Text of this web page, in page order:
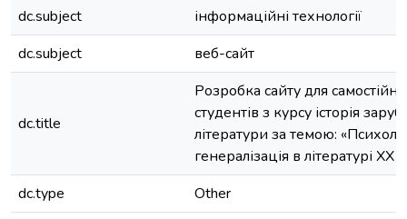
dc.subject
інформаційні технології
dc.subject
веб-сайт
dc.title
Розробка сайту для
студентів з курсу історія
літератури за темою:
генералізація в літературі XX
dc.type
Other